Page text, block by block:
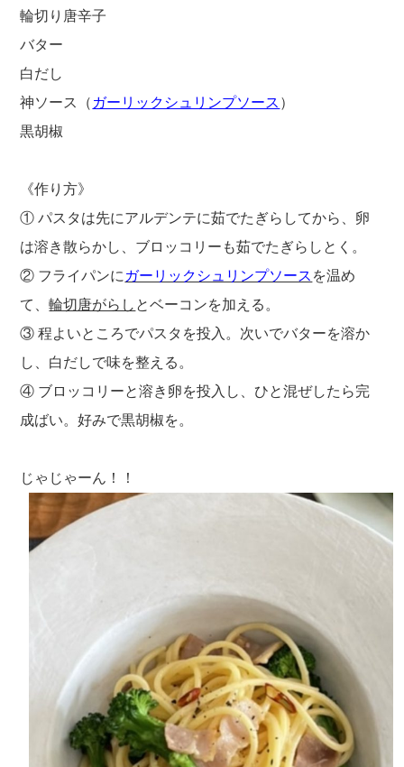
輪切り唐辛子
バター
白だし
神ソース（ ガーリックシュリンプソース ）
黒胡椒
《作り方》
① パスタは先にアルデンテに茹でたぎらしてから、卵
は溶き散らかし、ブロッコリーも茹でたぎらしとく。
② フライパンに ガーリックシュリンプソース を温め
て、輪切唐がらし とベーコンを加える。
③ 程よいところでパスタを投入。次いでバターを溶か
し、白だしで味を整える。
④ ブロッコリーと溶き卵を投入し、ひと混ぜしたら完
成ばい。好みで黒胡椒を。
じゃじゃーん！！